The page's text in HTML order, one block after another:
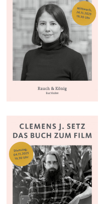
Clemens J. Setz: